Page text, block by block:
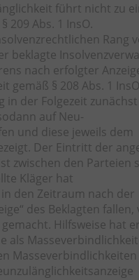
führt nicht zu
209 Abs. 1 InsO.
Rang
beklagte
nach erfolgter
gemäß § 208 Abs. 1
der Folgezeit
auf Neu-
und diese jeweils dem
Der Eintritt der
zwischen den Parteien
Kläger hat
den Zeitraum nach der
des Beklagten
Hilfsweise hat
als